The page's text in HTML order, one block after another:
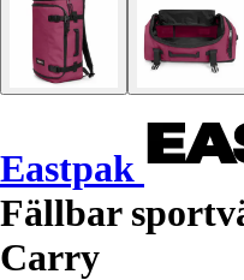
Eastpak
Fällbar
Carry